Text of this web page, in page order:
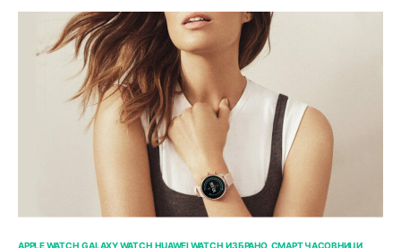
APPLE WATCH GALAXY WATCH HUAWEI WATCH ИЗБРАНО СМАРТ ЧАСОВНИЦИ